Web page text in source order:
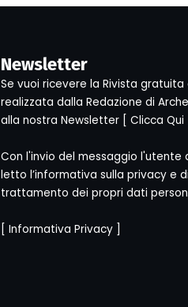
Newsletter
Se vuoi ricevere la Rivista
realizzata dalla Redazione di
alla nostra Newsletter [ Clicca Qui
Con l'invio del messaggio l'utente
letto l’informativa sulla privacy e
trattamento dei propri dati
[ Informativa Privacy]